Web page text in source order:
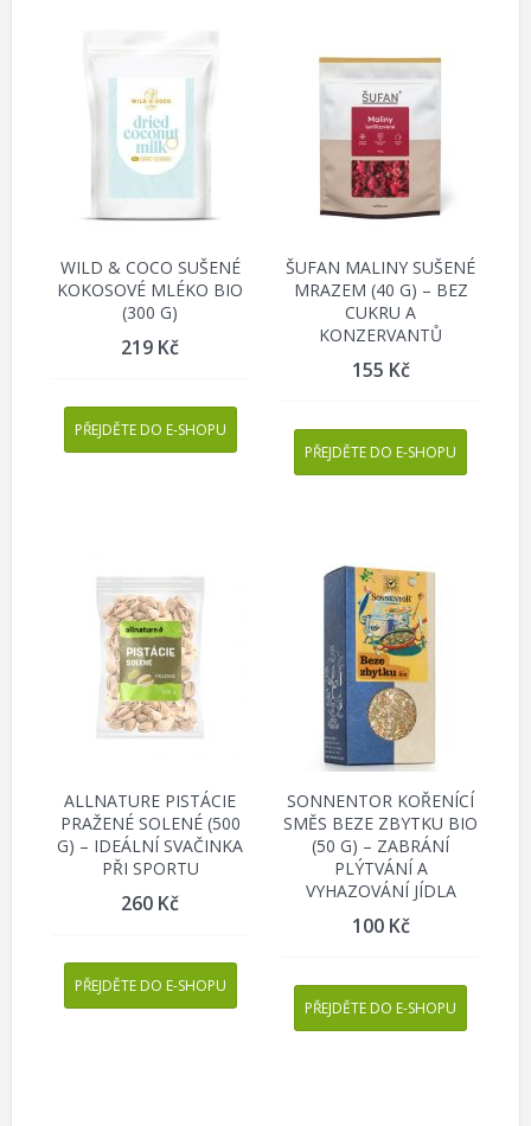
WILD & COCO SUŠENÉ
KOKOSOVÉ MLÉKO BIO
(300 G)
219 Kč
PŘEJDĚTE DO E-SHOPU
ŠUFAN MALINY SUŠENÉ
MRAZEM (40 G) – BEZ
CUKRU A
KONZERVANTŮ
155 Kč
PŘEJDĚTE DO E-SHOPU
ALLNATURE PISTÁCIE
PRAŽENÉ SOLENÉ (500
G) – IDEÁLNÍ SVAČINKA
PŘI SPORTU
260 Kč
PŘEJDĚTE DO E-SHOPU
SONNENTOR KOŘENÍCÍ
SMĚS BEZE ZBYTKU BIO
(50 G) – ZABRÁNÍ
PLÝTVÁNÍ A
VYHAZOVÁNÍ JÍDLA
100 Kč
PŘEJDĚTE DO E-SHOPU